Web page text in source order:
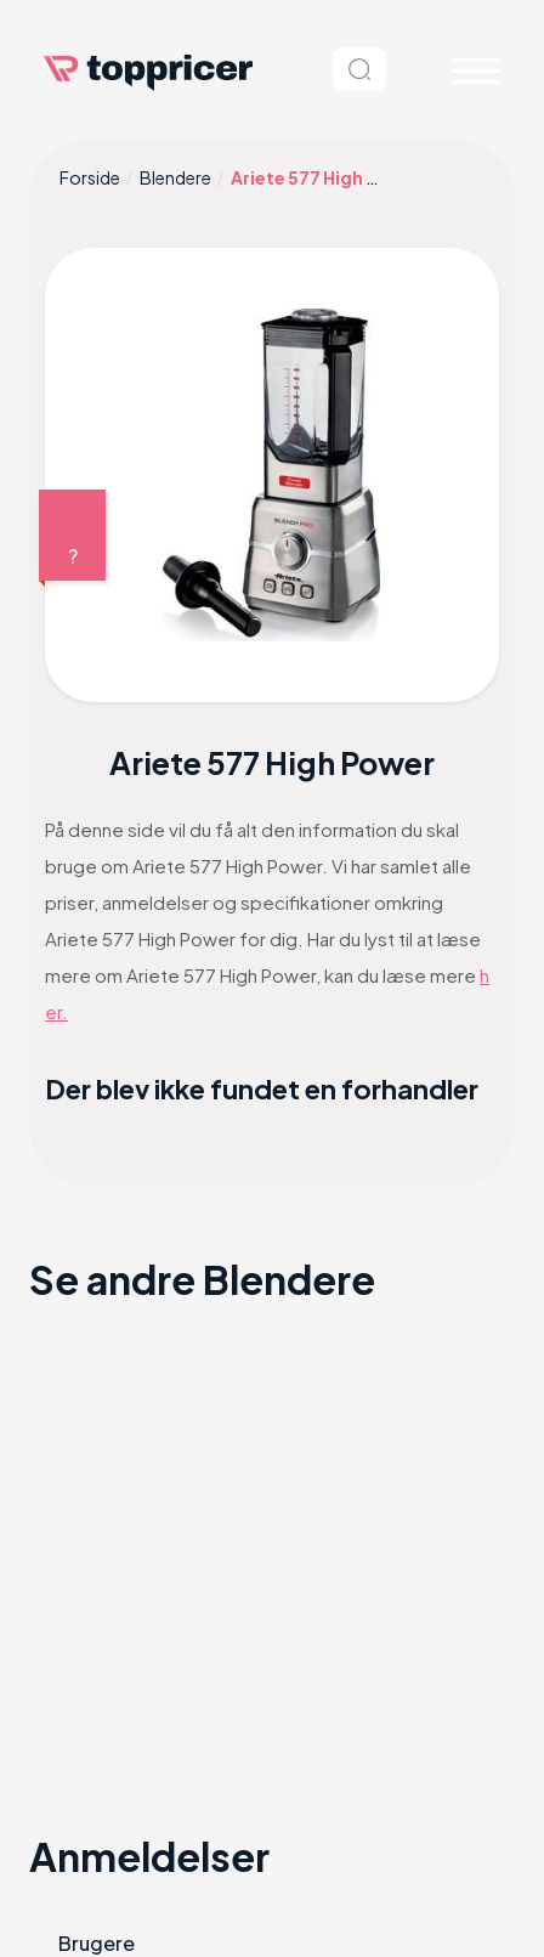
Forside Blendere Ariete 577 High Power
?
Ariete 577 High Power
På denne side vil du få alt den information du skal
bruge om Ariete 577 High Power. Vi har samlet alle
priser, anmeldelser og specifikationer omkring
Ariete 577 High Power for dig. Har du lyst til at læse
mere om Ariete 577 High Power, kan du læse mere h
er.
Der blev ikke fundet en forhandler
Se andre Blendere
Anmeldelser
Brugere